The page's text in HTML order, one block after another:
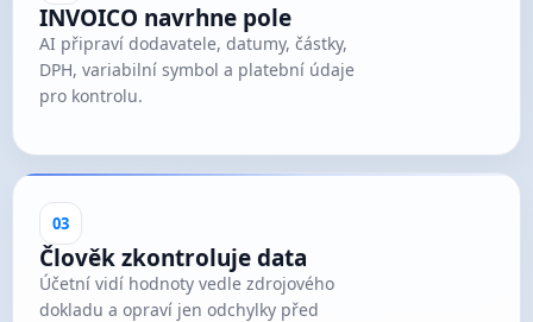
INVOICO navrhne pole
AI připraví dodavatele, datumy, částky,
DPH, variabilní symbol a platební údaje
pro kontrolu.
03
Člověk zkontroluje data
Účetní vidí hodnoty vedle zdrojového
dokladu a opraví jen odchylky před